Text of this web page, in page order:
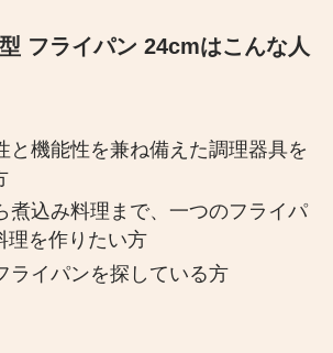
フライパン 24cmはこんな人
と機能性を兼ね備えた調理器具を
煮込み料理まで、一つのフライパ
理を作りたい方​
ライパンを探している方​